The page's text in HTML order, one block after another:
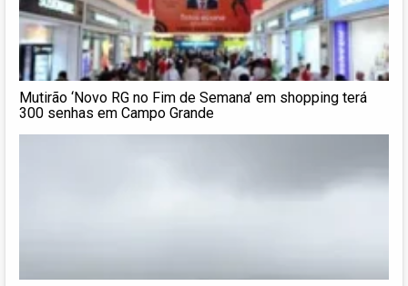
Mutirão ‘Novo RG no Fim de Semana’ em shopping terá
300 senhas em Campo Grande